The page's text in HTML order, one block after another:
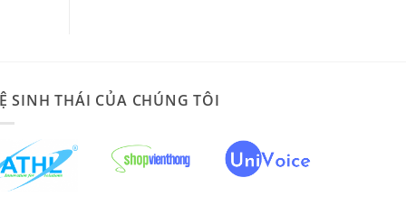
SINH THÁI CỦA CHÚNG TÔI